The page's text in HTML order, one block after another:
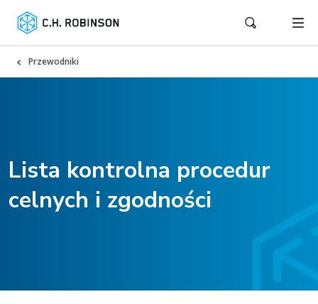
Przewodniki
Lista kontrolna procedur
celnych i zgodności